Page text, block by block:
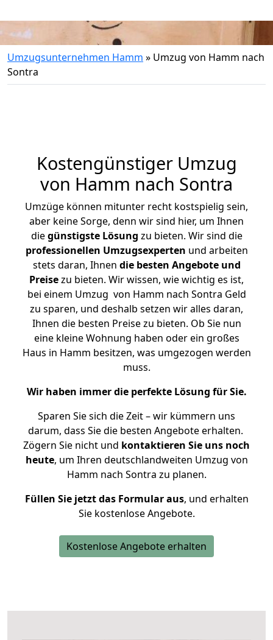
Umzugsunternehmen Hamm » Umzug von Hamm nach
Sontra
Kostengünstiger Umzug
von Hamm nach Sontra
Umzüge können mitunter recht kostspielig sein,
aber keine Sorge, denn wir sind hier, um Ihnen
diegünstigste Lösung zu bieten. Wir sind die
professionellen Umzugsexperten und arbeiten
stets daran, Ihnen die besten Angebote und
Preisezu bieten. Wir wissen, wie wichtig es ist,
bei einem Umzug von Hamm nach Sontra Geld
zu sparen, und deshalb setzen wir alles daran,
Ihnen die besten Preise zu bieten. Ob Sie nun
eine kleine Wohnung haben oder ein großes
Haus in Hamm besitzen, was umgezogen werden
muss.
Wir haben immer die perfekte Lösung für Sie.
Sparen Sie sich die Zeit – wir kümmern uns
darum, dass Sie die besten Angebote erhalten.
Zögern Sie nicht und kontaktieren Sie uns noch
heute, um Ihren deutschlandweiten Umzug von
Hamm nach Sontra zu planen.
Füllen Sie jetzt das Formular aus, und erhalten
Sie kostenlose Angebote.
Kostenlose Angebote erhalten